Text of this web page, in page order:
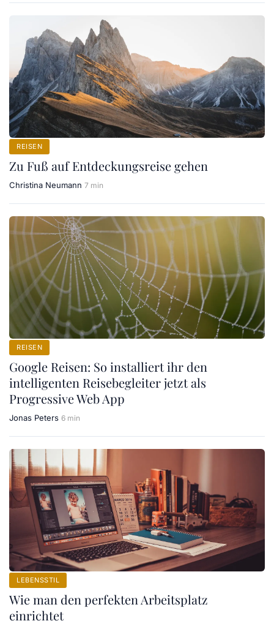
REISEN
Zu Fuß auf Entdeckungsreise gehen
Christina Neumann 7 min
REISEN
Google Reisen: So installiert ihr den
intelligenten Reisebegleiter jetzt als
Progressive Web App
Jonas Peters 6 min
LEBENSSTIL
Wie man den perfekten Arbeitsplatz
einrichtet